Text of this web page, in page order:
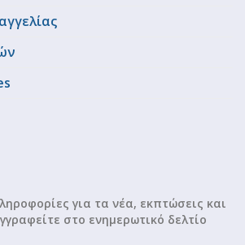
για τα νέα, εκπτώσεις και
στο ενημερωτικό δελτίο